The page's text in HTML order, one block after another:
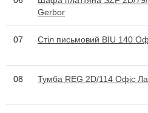
Gerbor
07 Стіл письмовий BIU 140
08 Тумба REG 2D/114 Офіс